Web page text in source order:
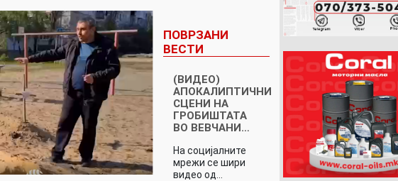
ПОВРЗАНИ
ВЕСТИ
(ВИДЕО)
АПОКАЛИПТИЧНИ
СЦЕНИ НА
ГРОБИШТАТА
ВО ВЕВЧАНИ…
На социјалните
мрежи се шири
видео од…